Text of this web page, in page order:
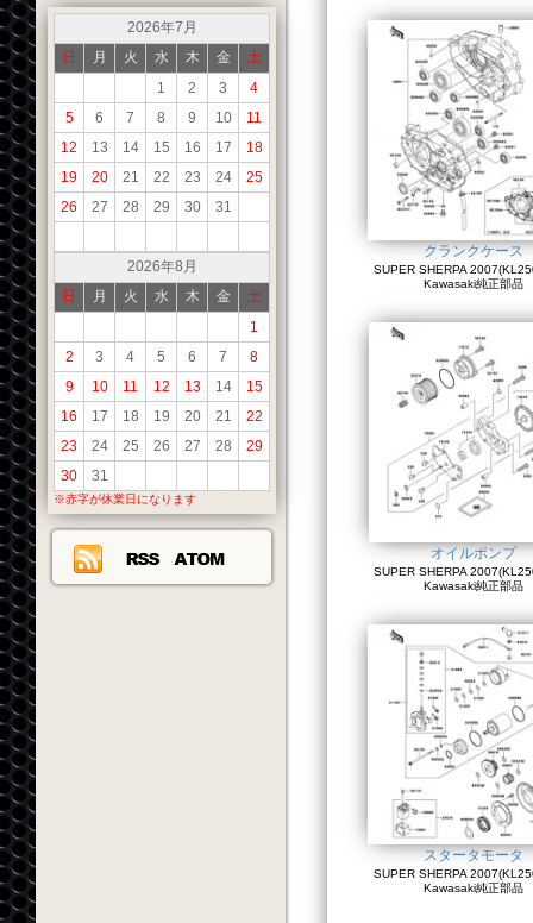
2026年7月
日
月 火 水 木 金
土
1
2 3
4
5
6 7 8 9 10
11
12
13 14 15 16 17
18
19
20 21 22 23 24
25
26
27 28 29 30 31
2026年8月
日
月 火 水 木 金
土
1
2
3 4 5 6 7
8
9
10 11 12 13 14
15
16
17 18 19 20 21
22
23
24 25 26 27 28
29
30
31
※赤字が休業日になります
クランクケース
SUPER SHERPA
Kawasaki純正部品
オイルポンプ
SUPER SHERPA
Kawasaki純正部品
スタータモータ
SUPER SHERPA
Kawasaki純正部品